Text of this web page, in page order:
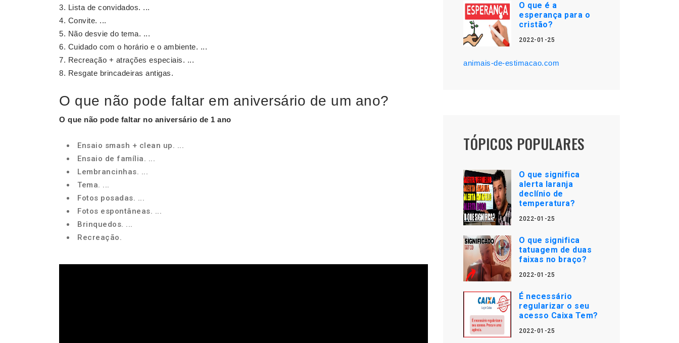
Lista de convidados. ...
Convite. ...
Não desvie do tema. ...
Cuidado com o horário e o ambiente. ...
Recreação + atrações especiais. ...
Resgate brincadeiras antigas.
O que não pode faltar em aniversário de um ano?
O que não pode faltar no aniversário de 1 ano
Ensaio smash + clean up. ...
Ensaio de família. ...
Lembrancinhas. ...
Tema. ...
Fotos posadas. ...
Fotos espontâneas. ...
Brinquedos. ...
Recreação.
O que é a
esperança para o
cristão?
2022-01-25
animais-de-estimacao.com
TÓPICOS POPULARES
O que significa
alerta laranja
declínio de
temperatura?
2022-01-25
O que significa
tatuagem de duas
faixas no braço?
2022-01-25
É necessário
regularizar o seu
acesso Caixa Tem?
2022-01-25